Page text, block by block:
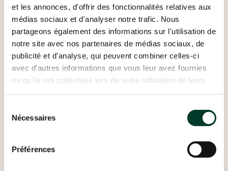
et les annonces, d'offrir des fonctionnalités relatives aux
médias sociaux et d'analyser notre trafic. Nous
partageons également des informations sur l'utilisation de
notre site avec nos partenaires de médias sociaux, de
publicité et d'analyse, qui peuvent combiner celles-ci
avec d'autres informations que vous leur avez fournies
ou qu'ils ont collectées lors de votre utilisation de leurs
Nécessaires
Préférences